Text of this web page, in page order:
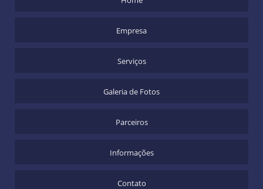
Empresa
Serviços
Galeria de Fotos
Parceiros
Informações
Contato